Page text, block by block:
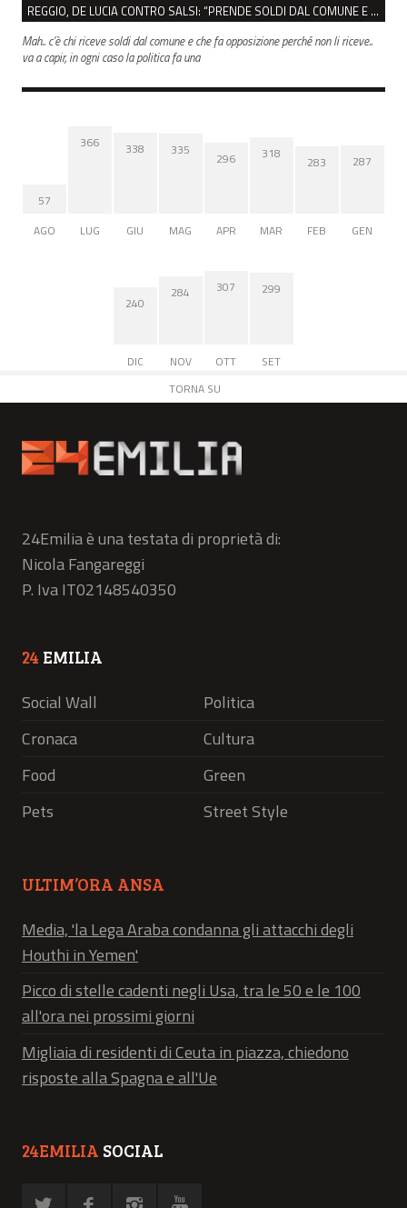
REGGIO, DE LUCIA CONTRO SALSI: “PRENDE SOLDI DAL COMUNE E DIFFONDE FAKE NEWS”
Mah.. c’è chi riceve soldi dal comune e che fa opposizione perché non li riceve..
va a capir, in ogni caso la politica fa una
57
AGO
366
LUG
338
GIU
335
MAG
296
APR
318
MAR
283
FEB
287
GEN
240
DIC
284
NOV
307
OTT
299
SET
TORNA SU
24Emilia è una testata di proprietà di:
Nicola Fangareggi
P. Iva IT02148540350
24 EMILIA
Social Wall
Politica
Cronaca
Cultura
Food
Green
Pets
Street Style
ULTIM’ORA ANSA
Media, 'la Lega Araba condanna gli attacchi degli
Houthi in Yemen'
Picco di stelle cadenti negli Usa, tra le 50 e le 100
all'ora nei prossimi giorni
Migliaia di residenti di Ceuta in piazza, chiedono
risposte alla Spagna e all'Ue
24EMILIA SOCIAL